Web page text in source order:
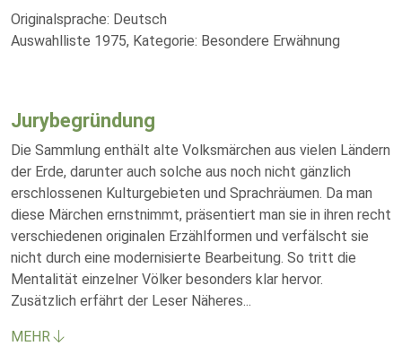
Originalsprache: Deutsch
Auswahlliste 1975, Kategorie: Besondere Erwähnung
Jurybegründung
Die Sammlung enthält alte Volksmärchen aus vielen Ländern
der Erde, darunter auch solche aus noch nicht gänzlich
erschlossenen Kulturgebieten und Sprachräumen. Da man
diese Märchen ernstnimmt, präsentiert man sie in ihren recht
verschiedenen originalen Erzählformen und verfälscht sie
nicht durch eine modernisierte Bearbeitung. So tritt die
Mentalität einzelner Völker besonders klar hervor.
Zusätzlich erfährt der Leser Näheres...
MEHR